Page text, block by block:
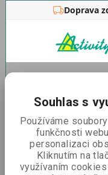
Doprava
Souhlas s
Používáme
funkčnosti
personalizaci
Kliknutím na
využívaním